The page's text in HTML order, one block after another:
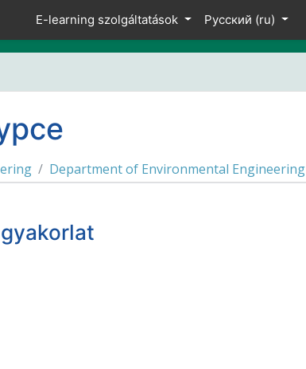
E-learning szolgáltatások Русский ‎(ru)‎
Department of Environmental Engineering